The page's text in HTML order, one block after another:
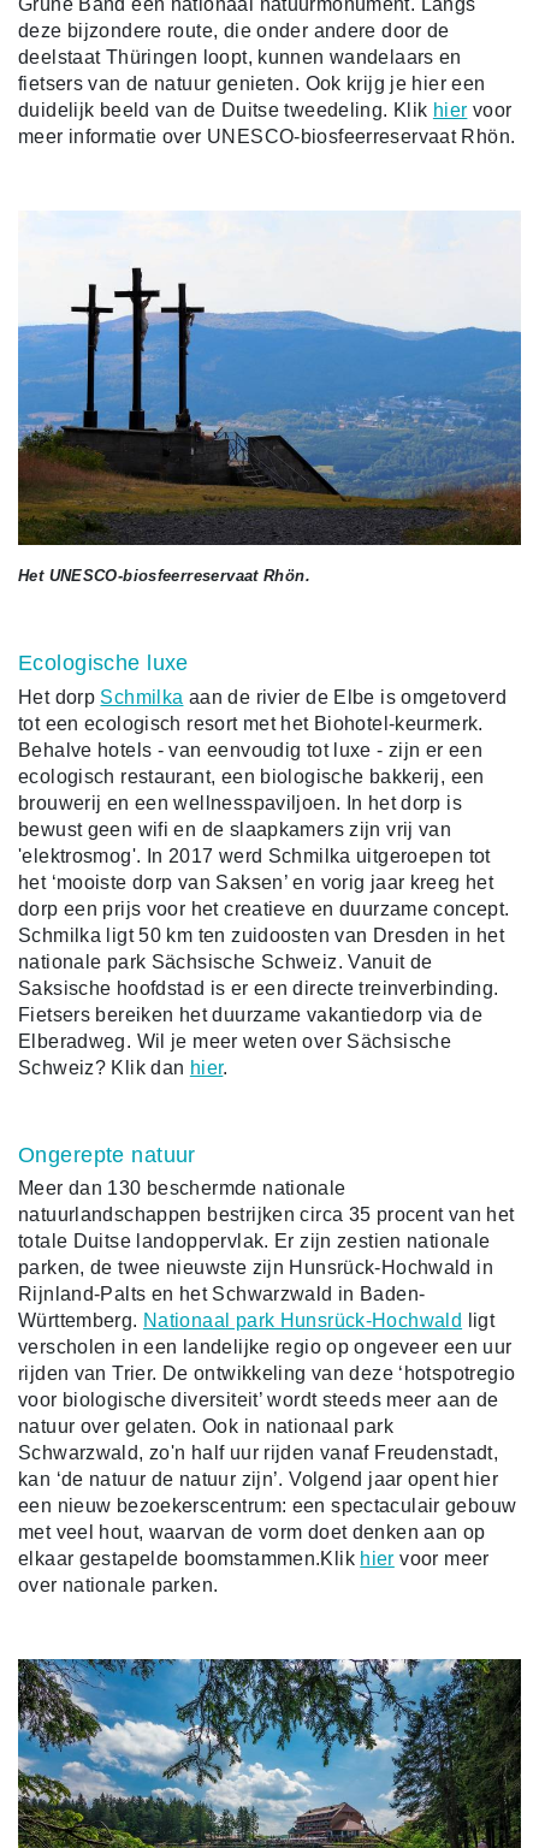
deze bijzondere route, die onder andere door de
deelstaat Thüringen loopt, kunnen wandelaars en
fietsers van de natuur genieten. Ook krijg je hier een
duidelijk beeld van de Duitse tweedeling. Klik hier voor
meer informatie over UNESCO-biosfeerreservaat Rhön.
Het UNESCO-biosfeerreservaat Rhön.
Ecologische luxe
Het dorp Schmilka aan de rivier de Elbe is omgetoverd
tot een ecologisch resort met het Biohotel-keurmerk.
Behalve hotels - van eenvoudig tot luxe - zijn er een
ecologisch restaurant, een biologische bakkerij, een
brouwerij en een wellnesspaviljoen. In het dorp is
bewust geen wifi en de slaapkamers zijn vrij van
'elektrosmog'. In 2017 werd Schmilka uitgeroepen tot
het ‘mooiste dorp van Saksen’ en vorig jaar kreeg het
dorp een prijs voor het creatieve en duurzame concept.
Schmilka ligt 50 km ten zuidoosten van Dresden in het
nationale park Sächsische Schweiz. Vanuit de
Saksische hoofdstad is er een directe treinverbinding.
Fietsers bereiken het duurzame vakantiedorp via de
Elberadweg. Wil je meer weten over Sächsische
Schweiz? Klik dan hier.
Ongerepte natuur
Meer dan 130 beschermde nationale
natuurlandschappen bestrijken circa 35 procent van het
totale Duitse landoppervlak. Er zijn zestien nationale
parken, de twee nieuwste zijn Hunsrück-Hochwald in
Rijnland-Palts en het Schwarzwald in Baden-
Württemberg. Nationaal park Hunsrück-Hochwald
ligt
verscholen in een landelijke regio op ongeveer een uur
rijden van Trier. De ontwikkeling van deze ‘hotspotregio
voor biologische diversiteit’ wordt steeds meer aan de
natuur over gelaten. Ook in nationaal park
Schwarzwald, zo'n half uur rijden vanaf Freudenstadt,
kan ‘de natuur de natuur zijn’. Volgend jaar opent hier
een nieuw bezoekerscentrum: een spectaculair gebouw
met veel hout, waarvan de vorm doet denken aan op
elkaar gestapelde boomstammen.Klik hier voor meer
over nationale parken.